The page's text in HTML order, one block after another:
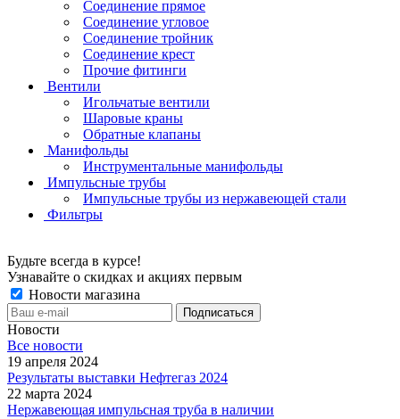
Соединение прямое
Соединение угловое
Соединение тройник
Соединение крест
Прочие фитинги
Вентили
Игольчатые вентили
Шаровые краны
Обратные клапаны
Манифольды
Инструментальные манифольды
Импульсные трубы
Импульсные трубы из нержавеющей стали
Фильтры
Будьте всегда в курсе!
Узнавайте о скидках и акциях первым
Новости магазина
Новости
Все новости
19 апреля 2024
Результаты выставки Нефтегаз 2024
22 марта 2024
Нержавеющая импульсная труба в наличии